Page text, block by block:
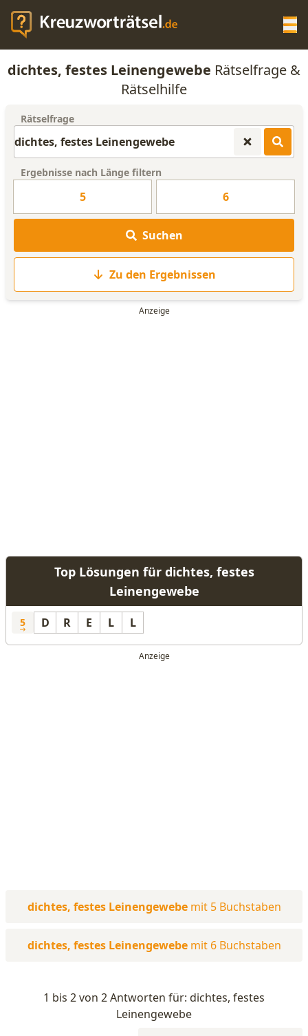
KREUZWORTRÄTSEL-HILFE
ANAGRAMM-GENERATOR
WORTLISTE
dichtes, festes Leinengewebe Rätselfrage &
Rätselhilfe
Rätselfrage
Ergebnisse nach Länge filtern
5 6
Suchen
Zu den Ergebnissen
Top Lösungen für dichtes, festes
Leinengewebe
5 D R E L L
dichtes, festes Leinengewebe mit 5 Buchstaben
dichtes, festes Leinengewebe mit 6 Buchstaben
1 bis 2 von 2 Antworten für: dichtes, festes
Leinengewebe